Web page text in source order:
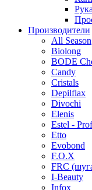
Производители
All Season
Biolong
BODE
Candy
Cristals
Depilflax
Divochi
Elenis
Estel -
Etto
Evobond
F.O.X
FRC
I-Beauty
Infox